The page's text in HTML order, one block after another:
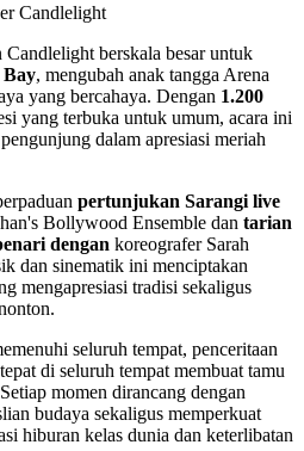
Candlelight
berskala besar untuk
Bay, mengubah anak tangga Arena
yang bercahaya. Dengan 1.200
yang terbuka untuk umum, acara ini
dalam apresiasi meriah
pertunjukan Sarangi live
Bollywood Ensemble dan tarian
dengan koreografer Sarah
dan sinematik ini menciptakan
mengapresiasi tradisi sekaligus
seluruh tempat, penceritaan
di seluruh tempat membuat tamu
momen dirancang dengan
budaya sekaligus memperkuat
hiburan kelas dunia dan keterlibatan